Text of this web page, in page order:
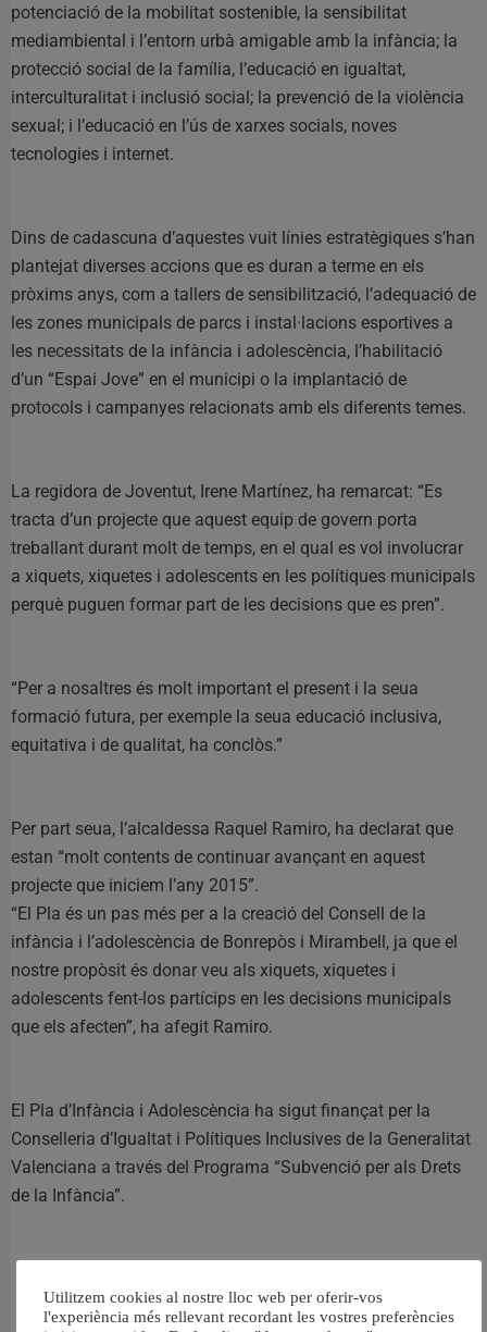
potenciació de la mobilitat sostenible, la sensibilitat
mediambiental i l’entorn urbà amigable amb la infància; la
protecció social de la família, l’educació en igualtat,
interculturalitat i inclusió social; la prevenció de la violència
sexual; i l’educació en l’ús de xarxes socials, noves
tecnologies i internet.
Dins de cadascuna d’aquestes vuit línies estratègiques s’han
plantejat diverses accions que es duran a terme en els
pròxims anys, com a tallers de sensibilització, l’adequació de
les zones municipals de parcs i instal·lacions esportives a
les necessitats de la infància i adolescència, l’habilitació
d’un “Espai Jove” en el municipi o la implantació de
protocols i campanyes relacionats amb els diferents temes.
La regidora de Joventut, Irene Martínez, ha remarcat: “Es
tracta d’un projecte que aquest equip de govern porta
treballant durant molt de temps, en el qual es vol involucrar
a xiquets, xiquetes i adolescents en les polítiques municipals
perquè puguen formar part de les decisions que es pren”.
“Per a nosaltres és molt important el present i la seua
formació futura, per exemple la seua educació inclusiva,
equitativa i de qualitat, ha conclòs.”
Per part seua, l’alcaldessa Raquel Ramiro, ha declarat que
estan “molt contents de continuar avançant en aquest
projecte que iniciem l’any 2015”.
“El Pla és un pas més per a la creació del Consell de la
infància i l’adolescència de Bonrepòs i Mirambell, ja que el
nostre propòsit és donar veu als xiquets, xiquetes i
adolescents fent-los partícips en les decisions municipals
que els afecten”, ha afegit Ramiro.
El Pla d’Infància i Adolescència ha sigut finançat per la
Conselleria d’Igualtat i Polítiques Inclusives de la Generalitat
Valenciana a través del Programa “Subvenció per als Drets
de la Infància”.
RELACIONAT
Utilitzem cookies al nostre lloc web per oferir-vos
l'experiència més rellevant recordant les vostres preferències